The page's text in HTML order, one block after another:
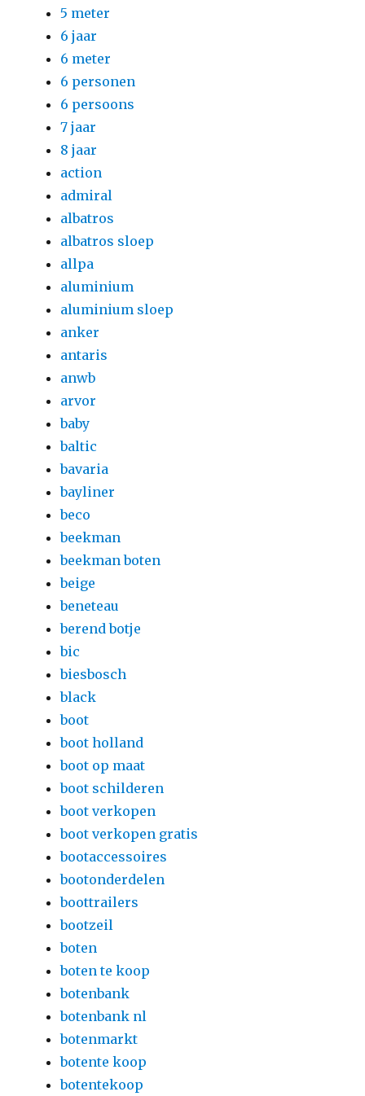
5 meter
6 jaar
6 meter
6 personen
6 persoons
7 jaar
8 jaar
action
admiral
albatros
albatros sloep
allpa
aluminium
aluminium sloep
anker
antaris
anwb
arvor
baby
baltic
bavaria
bayliner
beco
beekman
beekman boten
beige
beneteau
berend botje
bic
biesbosch
black
boot
boot holland
boot op maat
boot schilderen
boot verkopen
boot verkopen gratis
bootaccessoires
bootonderdelen
boottrailers
bootzeil
boten
boten te koop
botenbank
botenbank nl
botenmarkt
botente koop
botentekoop